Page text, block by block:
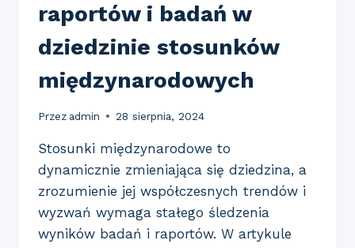
raportów i badań w
dziedzinie stosunków
międzynarodowych
Przez admin 28 sierpnia, 2024
Stosunki międzynarodowe to
dynamicznie zmieniająca się dziedzina, a
zrozumienie jej współczesnych trendów i
wyzwań wymaga stałego śledzenia
wyników badań i raportów. W artykule